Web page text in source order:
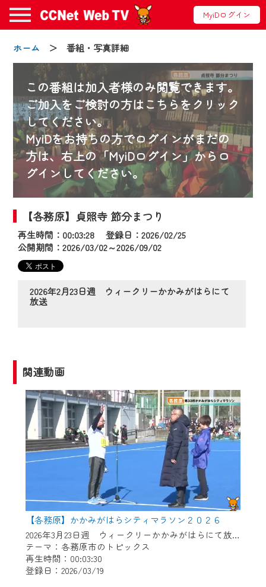
MyiDログイン
ホーム ＞ 番組・写真詳細
この番組は加入者様のみ閲覧できます。
ご加入をご検討の方はこちらをクリック
してください。
MyiDをお持ちの方でログインがまだの
方は、右上の「MyiDログイン」からロ
グインしてください。
【各務原】貞照寺 節分まつり
再生時間：00:03:28 登録日：2026/02/25
公開期間：2026/03/02～2026/09/02
2026年2月23日週 ウィークリーかかみがはらにて
放送
関連動画
【各務原】かかみがはらシティマラソン２０２６
2026年3月23日週 ウィークリーかかみがはらにて放送
テーマ：各務原市のトピックス
再生時間：00:03:30
登録日：2026/03/19
お知らせ
2024/09/02
動画配信サービス『CCNet Web TV』は2024
年9月24日からリニューアルします！
【変更点】
◆デザイン変更により、お住まいの地域
の動画コンテンツが一目瞭然。
◆当社アプリやＰＣブラウザから、いつ
でも・どこでも・外出先でも！
2024年9月24日からはご加入者様へのサー
ビス向上のため、
『CCNet Web TV』を利用いただくには、
一部コンテンツを除き、
CCNetサービスへの加入と『CCNetマイ
ページ※』へのログインが必要となりま
何卒、ご理解ご了承の程よろしくお願い
いたします。
※マイページへのログインには、MyIDが必
要となります。
※MyIDとは、CCNet Web TVを含むCCNetの
各種サービスをご利用頂くためのIDです。